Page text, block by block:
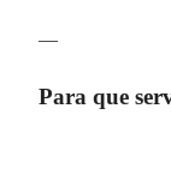
—
Para que